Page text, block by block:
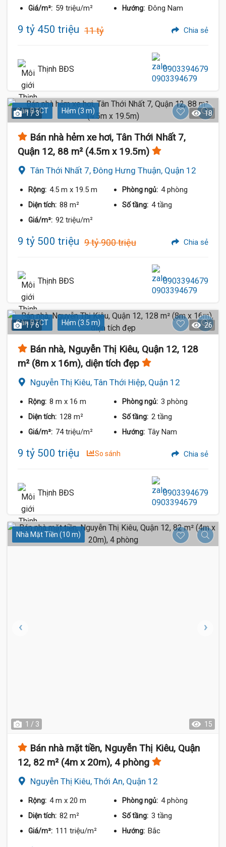
Giá/m²: 59 triệu/m² Hướng: Đông Nam
9 tỷ 450 triệu 11 tỷ Chia sẻ
Thịnh BĐS 0903394679
Sàn BTCT Hẻm (3 m)
1 / 3 18
Bán nhà hẻm xe hơi, Tân Thới Nhất 7,
Quận 12, 88 m² (4.5m x 19.5m)
Tân Thới Nhất 7, Đông Hưng Thuận, Quận 12
Rộng: 4.5 m x 19.5 m Phòng ngủ: 4 phòng
Diện tích: 88 m² Số tầng: 4 tầng
Giá/m²: 92 triệu/m²
9 tỷ 500 triệu 9 tỷ 900 triệu Chia sẻ
Thịnh BĐS 0903394679
Sàn BTCT Hẻm (3.5 m)
1 / 6 26
Bán nhà, Nguyễn Thị Kiêu, Quận 12, 128
m² (8m x 16m), diện tích đẹp
Nguyễn Thị Kiêu, Tân Thới Hiệp, Quận 12
Rộng: 8 m x 16 m Phòng ngủ: 3 phòng
Diện tích: 128 m² Số tầng: 2 tầng
Giá/m²: 74 triệu/m² Hướng: Tây Nam
9 tỷ 500 triệu So sánh Chia sẻ
Thịnh BĐS 0903394679
Nhà Mặt Tiền (10 m)
1 / 3 15
Bán nhà mặt tiền, Nguyễn Thị Kiêu, Quận
12, 82 m² (4m x 20m), 4 phòng
Nguyễn Thị Kiêu, Thới An, Quận 12
Rộng: 4 m x 20 m Phòng ngủ: 4 phòng
Diện tích: 82 m² Số tầng: 3 tầng
Giá/m²: 111 triệu/m² Hướng: Bắc